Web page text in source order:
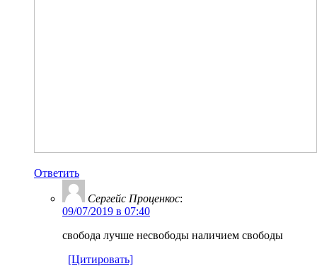
Ответить
Сергейс Проценкос:
09/07/2019 в 07:40
свобода лучше несвободы наличием свободы
[Цитировать]